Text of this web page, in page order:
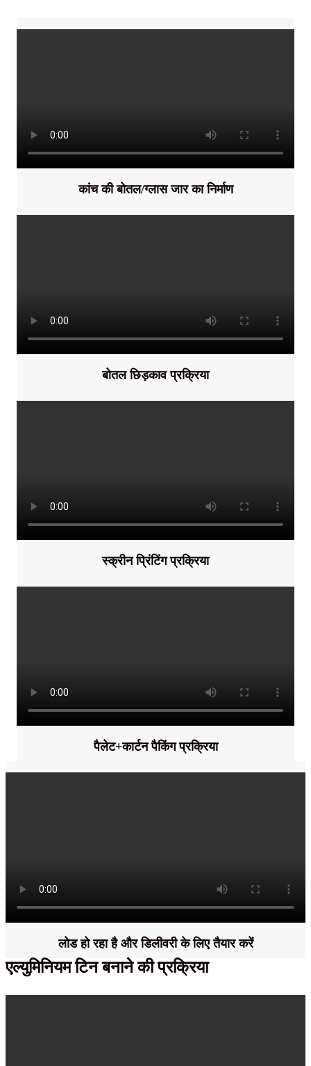
कांच की बोतल/ग्लास जार का निर्माण
बोतल छिड़काव प्रक्रिया
स्क्रीन प्रिंटिंग प्रक्रिया
पैलेट+कार्टन पैकिंग प्रक्रिया
लोड हो रहा है और डिलीवरी के लिए तैयार करें
एल्युमिनियम टिन बनाने की प्रक्रिया